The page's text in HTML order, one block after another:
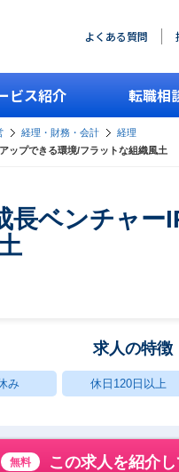
よくある質問
ビス紹介 転職相
経理・財務・会計
経理
ップできる環境/フラットな組織風土
長ベンチャ
求人の特徴
み 休日120日以上
無料 この求人を紹介し